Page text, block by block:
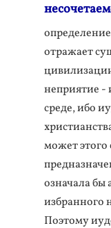
отражает
неприятие -
среде, ибо
может этого
означала бы
избранного
Поэтому